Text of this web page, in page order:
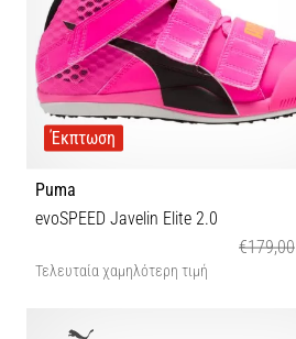
Έκπτωση
Puma
evoSPEED Javelin Elite 2.0
€179,00
Τελευταία χαμηλότερη τιμή